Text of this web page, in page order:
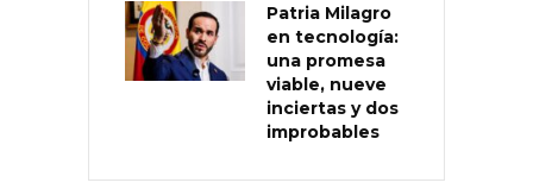
Patria Milagro
en tecnología:
una promesa
viable, nueve
inciertas y dos
improbables